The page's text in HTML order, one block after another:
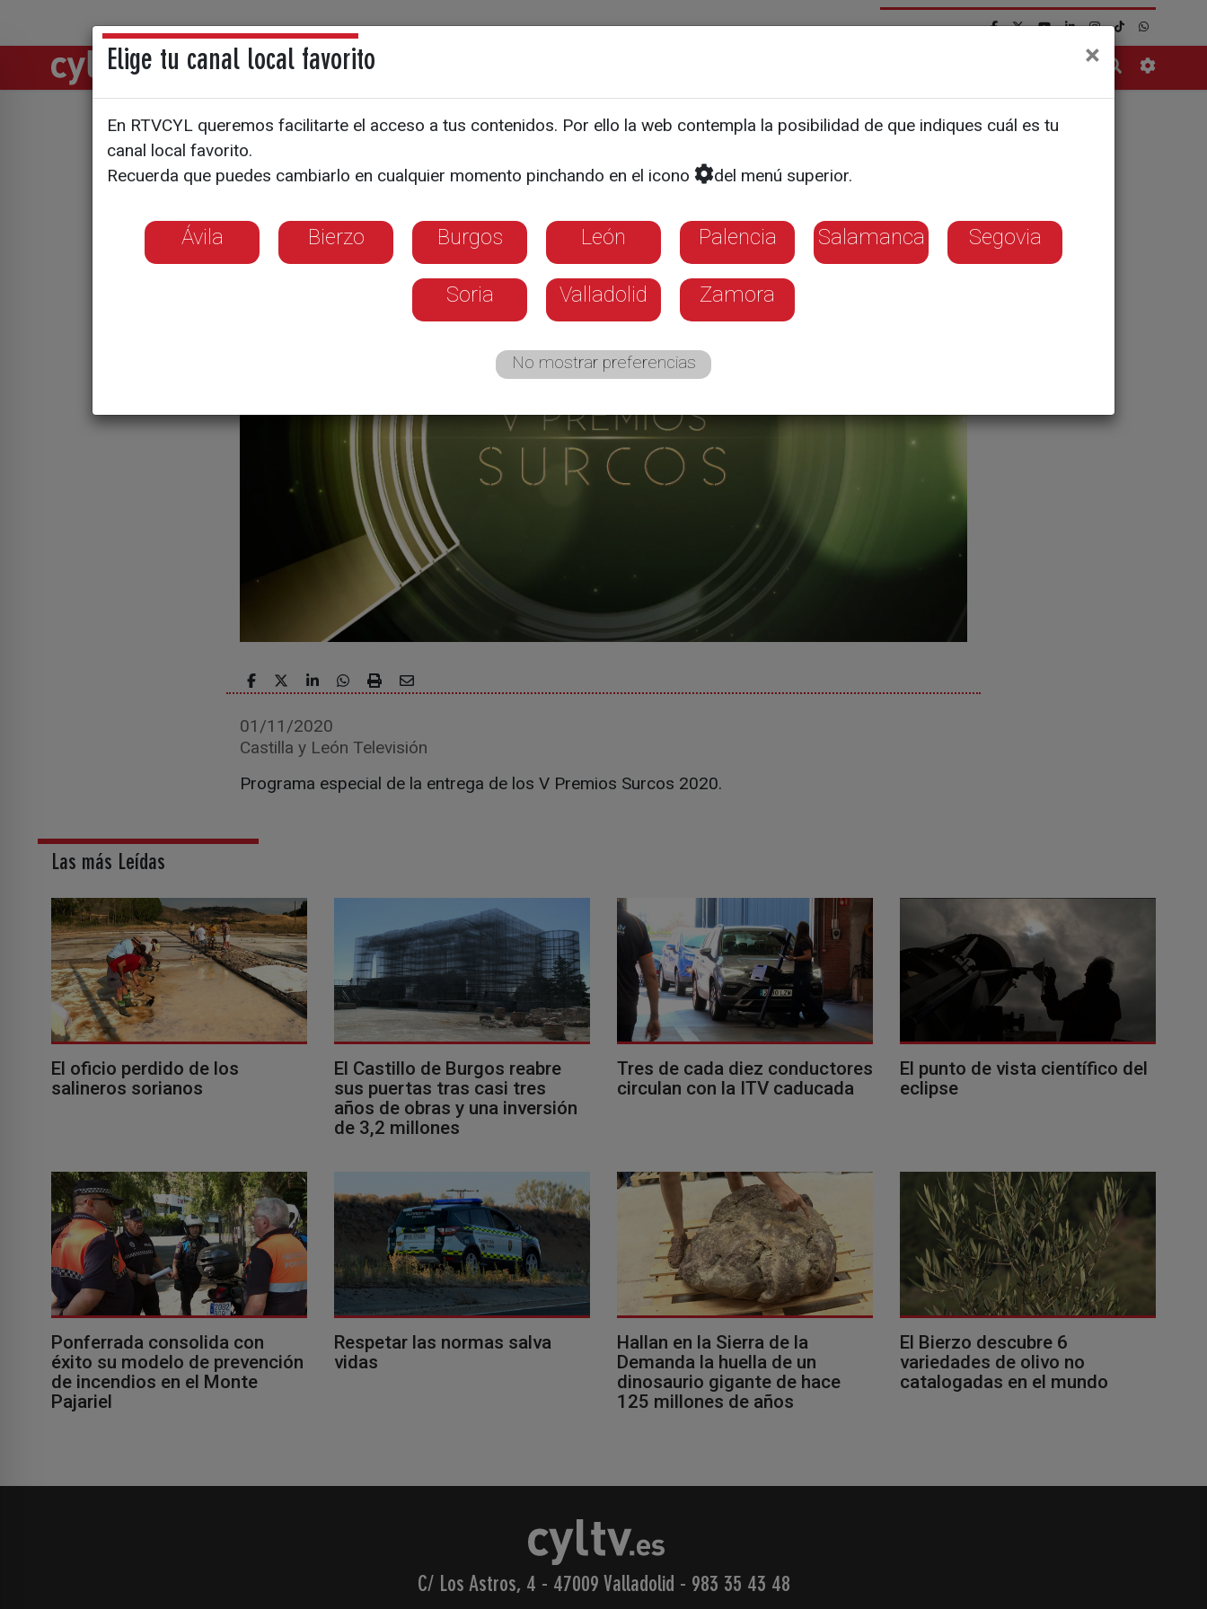
Directos Noticias
SURCOS
Entrega de los V Premios Surcos
01/11/2020
Castilla y León Televisión
Programa especial de la entrega de los V Premios Surcos 2020.
Las más Leídas
El oficio perdido de los
salineros sorianos
El Castillo de Burgos reabre
sus puertas tras casi tres
años de obras y una inversión
de 3,2 millones
Tres de cada diez conductores
circulan con la ITV caducada
El punto de vista científico del
eclipse
Ponferrada consolida con
éxito su modelo de prevención
de incendios en el Monte
Pajariel
Respetar las normas salva
vidas
Hallan en la Sierra de la
Demanda la huella de un
dinosaurio gigante de hace
125 millones de años
El Bierzo descubre 6
variedades de olivo no
catalogadas en el mundo
C/ Los Astros, 4 - 47009 Valladolid - 983 35 43 48
Elige tu canal local favorito ×
En RTVCYL queremos facilitarte el acceso a tus contenidos. Por ello la web contempla la posibilidad de que indiques cuál es tu
canal local favorito.
Recuerda que puedes cambiarlo en cualquier momento pinchando en el icono
del menú superior.
Ávila Bierzo Burgos León Palencia Salamanca Segovia
Soria Valladolid Zamora
No mostrar preferencias